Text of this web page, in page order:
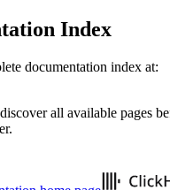
Index
documentation index at:
all available pages